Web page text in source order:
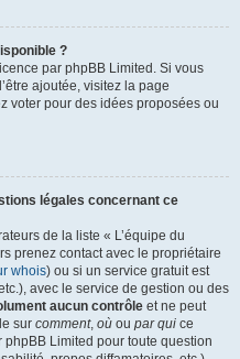
?
par phpBB Limited. Si vous
ajoutée, visitez la page
voter pour des idées proposées ou
légales concernant ce
de la liste « L’équipe du
prenez contact avec le propriétaire
whois) ou si un service gratuit est
avec le service de gestion ou des
aucun contrôle et ne peut
sur comment, où ou par qui ce
Limited pour toute question